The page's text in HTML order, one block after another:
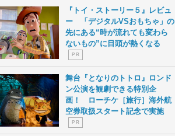
『トイ・ストーリー５』レビュ
ー 「デジタルVSおもちゃ」の
先にある“時が流れても変わら
ないもの”に目頭が熱くなる
P R
舞台『となりのトトロ』ロンド
ン公演を観劇できる特別企
画！ ローチケ［旅行］海外航
空券取扱スタート記念で実施
P R